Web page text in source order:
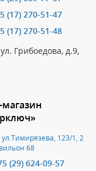
(17) 270-51-47
(17) 270-51-48
Грибоедова, д.9,
123/1, 2
68
(29) 624-09-57